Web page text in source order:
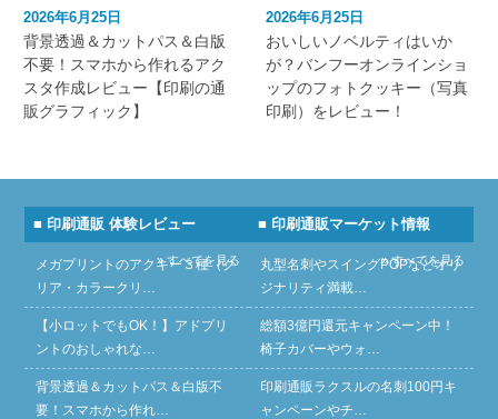
2026年6月25日
背景透過＆カットパス＆白版
不要！スマホから作れるアク
スタ作成レビュー【印刷の通
販グラフィック】
2026年6月25日
おいしいノベルティはいか
が？バンフーオンラインショ
ップのフォトクッキー（写真
印刷）をレビュー！
■ 印刷通販 体験レビュー
» すべてを見る
メガプリントのアクキー３種（ク
リア・カラークリ…
【小ロットでもOK！】アドプリ
ントのおしゃれな…
背景透過＆カットパス＆白版不
要！スマホから作れ…
■ 印刷通販マーケット情報
» すべてを見る
丸型名刺やスイングPOPなどオリ
ジナリティ満載…
総額3億円還元キャンペーン中！
椅子カバーやウォ…
印刷通販ラクスルの名刺100円キ
ャンペーンやチ…